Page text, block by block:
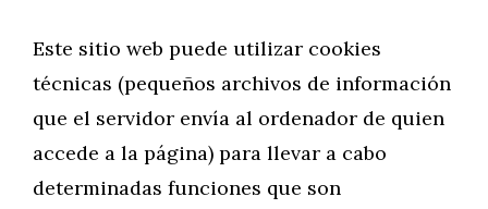
Este sitio web puede utilizar cookies
técnicas (pequeños archivos de información
que el servidor envía al ordenador de quien
accede a la página) para llevar a cabo
determinadas funciones que son